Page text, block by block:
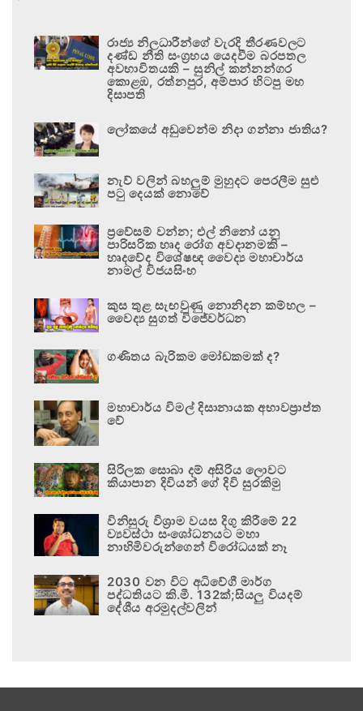
රාජ්‍ය නිලධාරීන්ගේ වැරදි තීරණවලට
දණ්ඩ නීති සංග්‍රහය යෙදවීම බරපතල
අවභාවිතයකි – සුනිල් කන්නන්ගර
කොළඹ, රත්නපුර, අම්පාර හිටපු මහ
දිසාපති
ලෝකයේ අඩුවෙන්ම නිදා ගන්නා ජාතිය?
නැව් වලින් බහලුම් මුහුදට පෙරලීම සුළු
පටු දෙයක් නොවේ
ප්‍රවේසම් වන්න; එල් නිනෝ යනු
පාරිසරික හෘද රෝග අවදානමකි –
හෘදවේද විශේෂඥ වෛද්‍ය මහාචාර්ය
නාමල් විජයසිංහ
කුස තුළ සැඟවුණු නොනිදන කම්හල –
වෛද්‍ය සුගත් විජේවර්ධන
ගණිතය බැරිකම මෝඩකමක් ද?
මහාචාර්ය විමල් දිසානායක අභාවප්‍රාප්ත
වේ
සිරිලක සොබා දම් අසිරිය ලොවට
කියාපාන දිවියන් ගේ දිවි සුරකිමු
විනිසුරු විශ්‍රාම වයස දිගු කිරීමේ 22
ව්‍යවස්ථා සංශෝධනයට මහා
නාහිමිවරුන්ගෙන් විරෝධයක් නෑ
2030 වන විට අධිවේගී මාර්ග
පද්ධතියට කි.මී. 132ක්;සියලු වියදම්
දේශීය අරමුදල්වලින්